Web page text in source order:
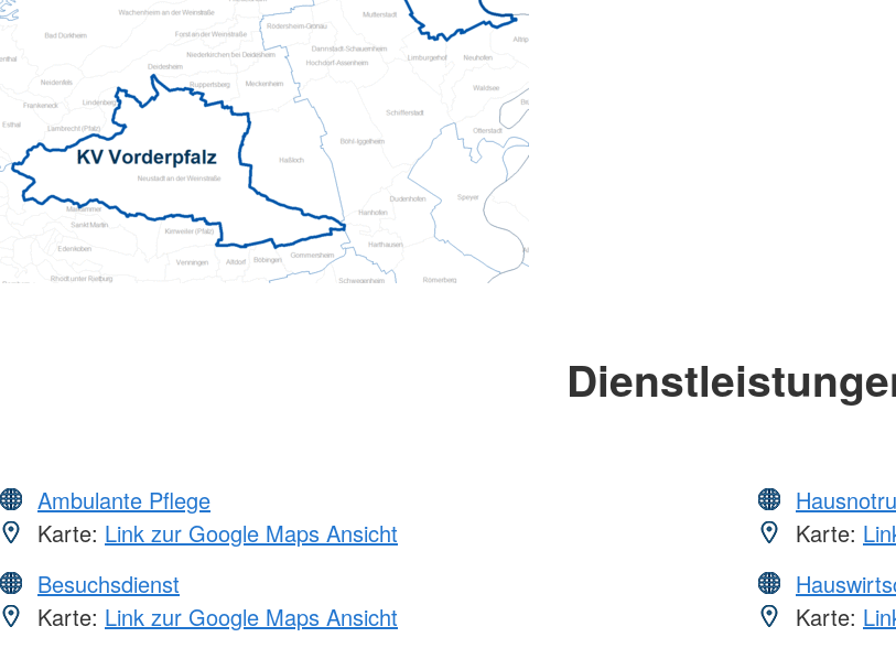
Ambulante Pflege
Karte: Link zur Google Maps Ansicht
Besuchsdienst
Karte: Link zur Google Maps Ansicht
Karte:
Karte: